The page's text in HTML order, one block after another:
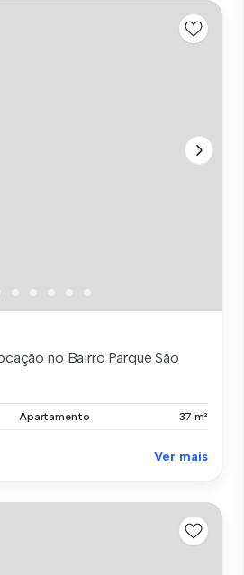
no Bairro Parque São
Apartamento 37 m²
Ver mais